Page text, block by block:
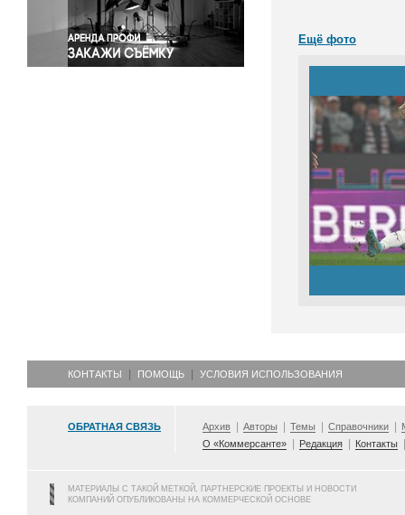
Экология
Экономика и бизнес
Ещё фото
КОНТАКТЫ ПОМОЩЬ УСЛОВИЯ ИСПОЛЬЗОВАНИЯ
ОБРАТНАЯ СВЯЗЬ Архив Авторы Темы Справочники
О «Коммерсанте»
Редакция Контакты
МАТЕРИАЛЫ С ТАКОЙ МЕТКОЙ, ПАРТНЕРСКИЕ ПРОЕКТЫ И НОВОСТИ
КОМПАНИЙ ОПУБЛИКОВАНЫ НА КОММЕРЧЕСКОЙ ОСНОВЕ